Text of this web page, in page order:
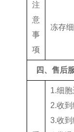
注
意
事
项
冻存
四、售后
1.细
2.收
3.收